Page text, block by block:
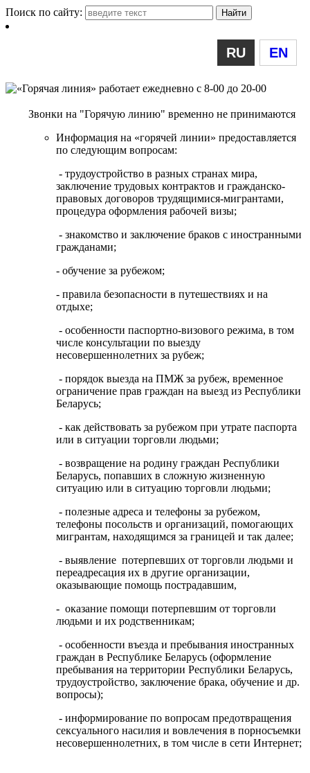
Поиск по сайту:
RU EN
Звонки на "Горячую линию" временно не принимаются
Информация на «горячей линии» предоставляется
по следующим вопросам:
- трудоустройство в разных странах мира,
заключение трудовых контрактов и гражданско-
правовых договоров трудящимися-мигрантами,
процедура оформления рабочей визы;
- знакомство и заключение браков с иностранными
гражданами;
- обучение за рубежом;
- правила безопасности в путешествиях и на
отдыхе;
- особенности паспортно-визового режима, в том
числе консультации по выезду
несовершеннолетних за рубеж;
- порядок выезда на ПМЖ за рубеж, временное
ограничение прав граждан на выезд из Республики
Беларусь;
- как действовать за рубежом при утрате паспорта
или в ситуации торговли людьми;
- возвращение на родину граждан Республики
Беларусь, попавших в сложную жизненную
ситуацию или в ситуацию торговли людьми;
- полезные адреса и телефоны за рубежом,
телефоны посольств и организаций, помогающих
мигрантам, находящимся за границей и так далее;
- выявление потерпевших от торговли людьми и
переадресация их в другие организации,
оказывающие помощь пострадавшим,
- оказание помощи потерпевшим от торговли
людьми и их родственникам;
- особенности въезда и пребывания иностранных
граждан в Республике Беларусь (оформление
пребывания на территории Республики Беларусь,
трудоустройство, заключение брака, обучение и др.
вопросы);
- информирование по вопросам предотвращения
сексуального насилия и вовлечения в порносъемки
несовершеннолетних, в том числе в сети Интернет;